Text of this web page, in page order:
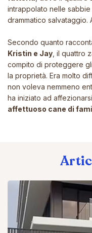
intrappolato nelle
drammatico salvataggio.
Secondo quanto
Kristin e Jay , il quattro
compito di proteggere
la proprietà. Era molto
non voleva nemmeno
ha iniziato ad
affettuoso cane di